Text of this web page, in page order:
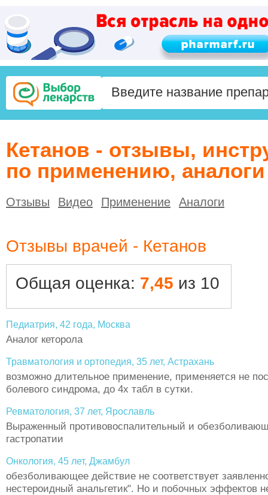
Кетанов - отзывы,
по применению, аналоги
Отзывы Видео Применение Аналоги
Отзывы врачей - Кетанов
Общая оценка: 7,45 из 10
Педиатрия, 42 года, Москва
Аналог кеторола
Травматология и ортопедия, 35 лет, Астрахань
возможно длительное применение, применяется не
болевого синдрома, до 4х табл в сутки.
Ревматология, 37 лет, Ярославль
Выраженный противовоспалительный и
гастропатии
Онкология, 45 лет, Джамбул
обезболивающее действие не соответствует
нестероидный анальгетик". Но и побочных эффектов